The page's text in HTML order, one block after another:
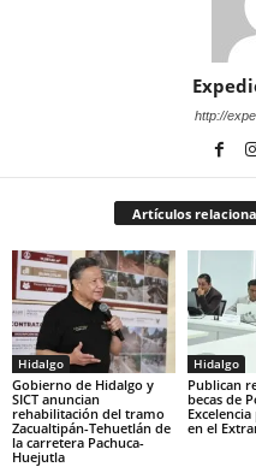
http://
Artículos
Hidalgo
Gobierno de Hidalgo y
SICT anuncian
rehabilitación del tramo
Zacualtipán-Tehuetlán de
la carretera Pachuca-
Huejutla
Hidalgo
Publican
becas de
en el